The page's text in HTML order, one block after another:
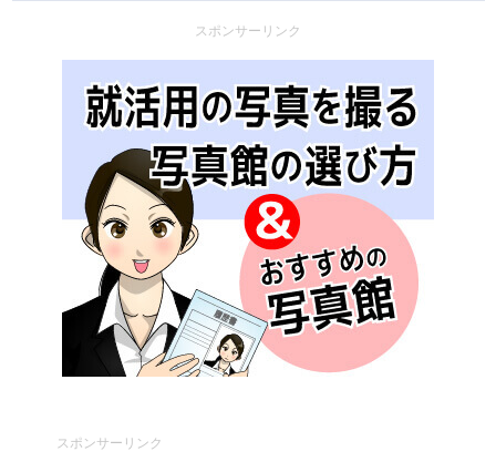
スポンサーリンク
スポンサーリンク